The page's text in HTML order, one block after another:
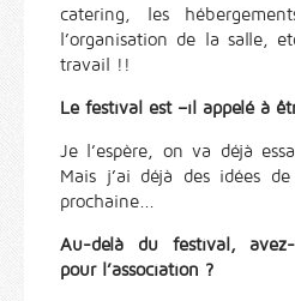
catering, les
l’organisation de la salle,
travail !!
Le festival est –il appelé à
Je l’espère, on va déjà
Mais j’ai déjà des idées
prochaine...
Au-delà du festival, avez-
pour l’association ?